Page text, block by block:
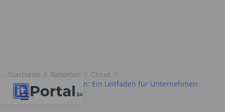
Startseite Ratgeber
Cloud
Cloud-Migration Kosten: Ein Leitfaden für Unternehmen